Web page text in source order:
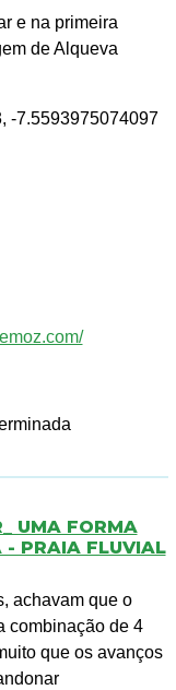
e na primeira
de Alqueva
-7.5593975074097
UMA FORMA
- PRAIA FLUVIAL
achavam que o
combinação de 4
que os avanços